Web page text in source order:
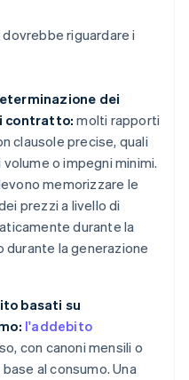
riguardare i
dei
contratto: molti rapporti
clausole precise, quali
o impegni minimi.
memorizzare le
prezzi a livello di
durante la
la generazione
basati su
l'addebito
con canoni mensili o
al consumo. Una